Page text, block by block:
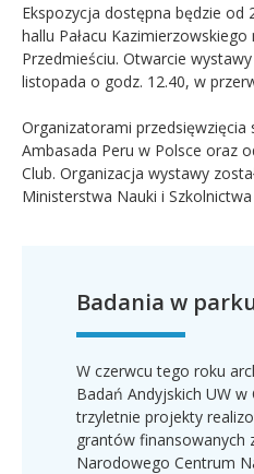
Ekspozycja dostępna będzie od
hallu Pałacu
Przedmieściu. Otwarcie
listopada o godz. 12.40, w
Organizatorami przedsięwzięcia
Ambasada Peru w Polsce oraz
Club. Organizacja wystawy
Ministerstwa Nauki i
Badania w
W czerwcu tego roku
Badań Andyjskich UW w
trzyletnie projekty
grantów finansowanych
Narodowego Centrum